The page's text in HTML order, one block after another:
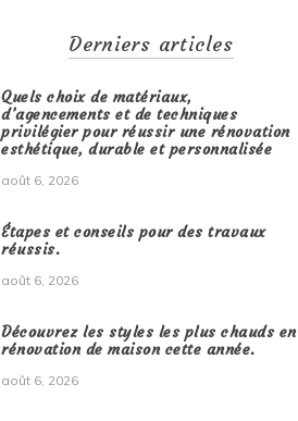
Derniers articles
Quels choix de matériaux,
d’agencements et de techniques
privilégier pour réussir une rénovation
esthétique, durable et personnalisée
août 6, 2026
Étapes et conseils pour des travaux
réussis.
août 6, 2026
Découvrez les styles les plus chauds en
rénovation de maison cette année.
août 6, 2026